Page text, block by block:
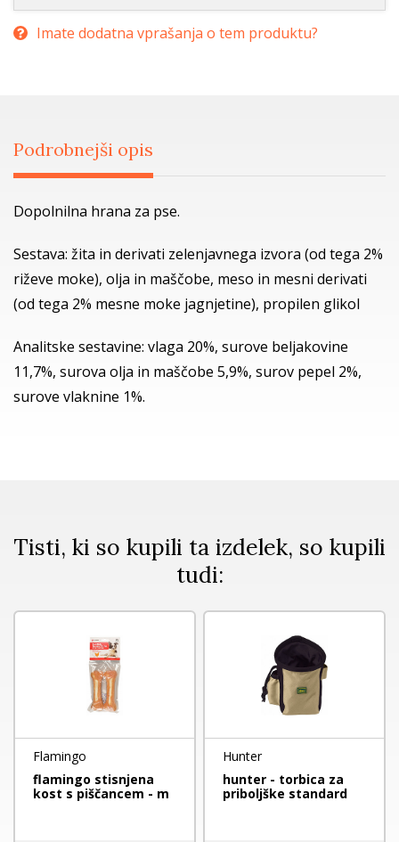
Imate dodatna vprašanja o tem produktu?
Podrobnejši opis
Dopolnilna hrana za pse.
Sestava: žita in derivati zelenjavnega izvora (od tega 2%
riževe moke), olja in maščobe, meso in mesni derivati
(od tega 2% mesne moke jagnjetine), propilen glikol
Analitske sestavine: vlaga 20%, surove beljakovine
11,7%, surova olja in maščobe 5,9%, surov pepel 2%,
surove vlaknine 1%.
Tisti, ki so kupili ta izdelek, so kupili
tudi:
Flamingo
flamingo stisnjena
kost s piščancem - m
Hunter
hunter - torbica za
priboljške standard